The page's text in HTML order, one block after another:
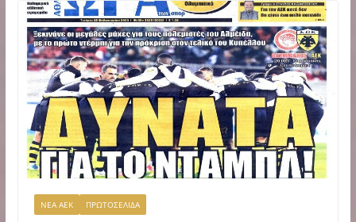
ΝΕΑ ΑΕΚ ΠΡΩΤΟΣΕΛΙΔΑ